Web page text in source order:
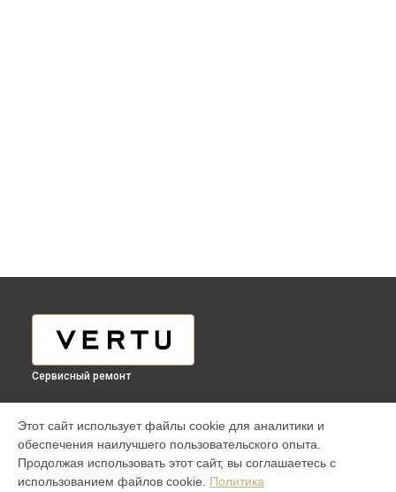
Сервисный ремонт
Aster P Ti
iVERTU 5G
ASTER P ROCOCO
Этот сайт использует файлы cookie для аналитики и
обеспечения наилучшего пользовательского опыта.
Продолжая использовать этот сайт, вы соглашаетесь с
использованием файлов cookie. Политика